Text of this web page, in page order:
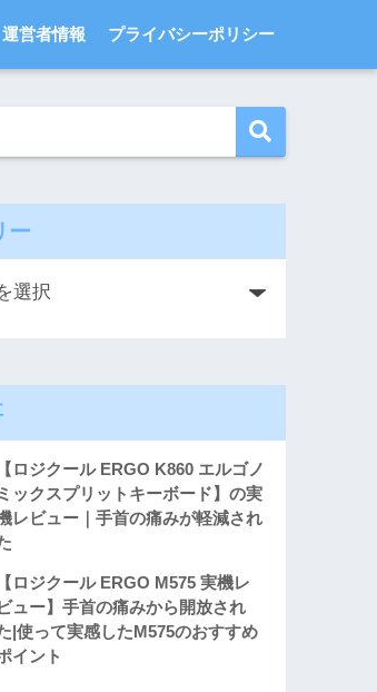
運営者情報 プライバシーポリシー
ー
【ロジクール ERGO K860 エルゴノ
ミックスプリットキーボード】の実
レビュー｜手首の痛みが軽減され
【ロジクール ERGO M575 実機レ
ビュー】手首の痛みから開放され
|使って実感したM575のおすすめ
イント